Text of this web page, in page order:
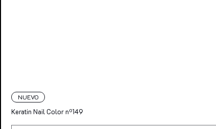
NUEVO
Keratin Nail Color nº149